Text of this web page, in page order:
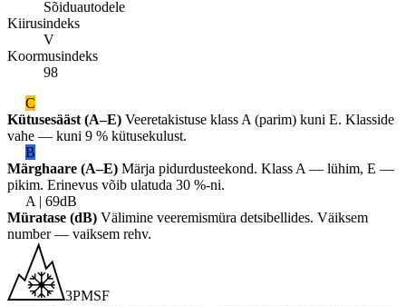
Sõiduautodele
Kiirusindeks
V
Koormusindeks
98
C
Kütusesääst (A–E) Veeretakistuse klass A (parim) kuni E. Klasside
vahe — kuni 9 % kütusekulust.
B
Märghaare (A–E) Märja pidurdusteekond. Klass A — lühim, E —
pikim. Erinevus võib ulatuda 30 %-ni.
A | 69dB
Müratase (dB) Välimine veeremismüra detsibellides. Väiksem
number — vaiksem rehv.
3PMSF